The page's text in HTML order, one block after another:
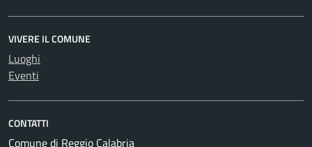
VIVERE IL COMUNE
Luoghi
Eventi
CONTATTI
Comune di Reggio Calabria